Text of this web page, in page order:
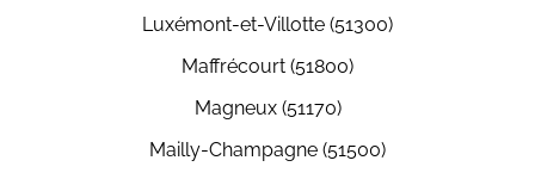
Luxémont-et-Villotte (51300)
Maffrécourt (51800)
Magneux (51170)
Mailly-Champagne (51500)